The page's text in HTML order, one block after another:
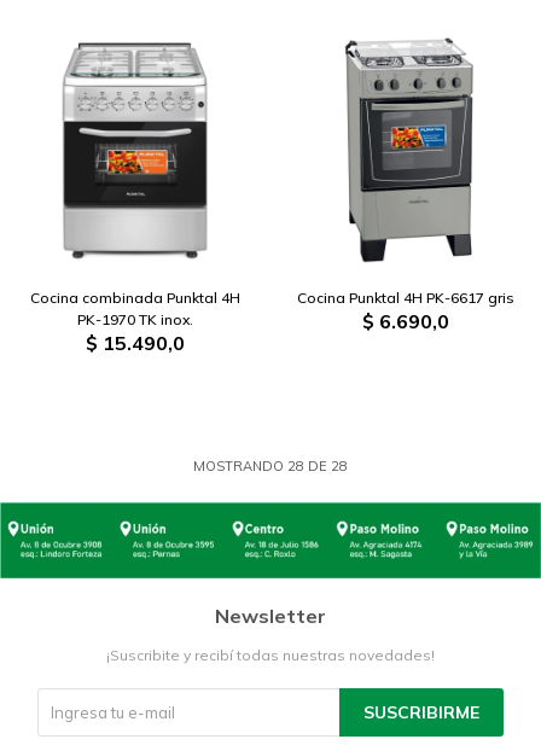
Cocina combinada Punktal 4H
PK-1970 TK inox.
$ 15.490,0
Cocina Punktal 4H PK-6617 gris
$ 6.690,0
MOSTRANDO 28 DE 28
Newsletter
¡Suscribite y recibí todas nuestras novedades!
SUSCRIBIRME